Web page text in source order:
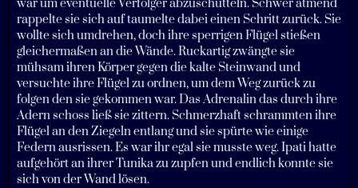
war um eventuelle Verfolger abzuschütteln. Schwer atmend
rappelte sie sich auf taumelte dabei einen Schritt zurück. Sie
wollte sich umdrehen, doch ihre sperrigen Flügel stießen
gleichermaßen an die Wände. Ruckartig zwängte sie
mühsam ihren Körper gegen die kalte Steinwand und
versuchte ihre Flügel zu ordnen, um dem Weg zurück zu
folgen den sie gekommen war. Das Adrenalin das durch ihre
Adern schoss ließ sie zittern. Schmerzhaft schrammten ihre
Flügel an den Ziegeln entlang und sie spürte wie einige
Federn ausrissen. Es war ihr egal sie musste weg. Ipati hatte
aufgehört an ihrer Tunika zu zupfen und endlich konnte sie
sich von der Wand lösen.